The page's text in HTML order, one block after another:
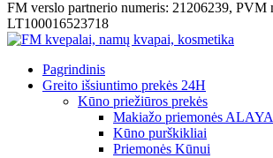
FM verslo partnerio numeris: 21206239, PVM
LT100016523718
Pagrindinis
Greito išsiuntimo prekės 24H
Kūno priežiūros prekės
Makiažo priemonės ALAYA
Kūno purškikliai
Priemonės Kūnui